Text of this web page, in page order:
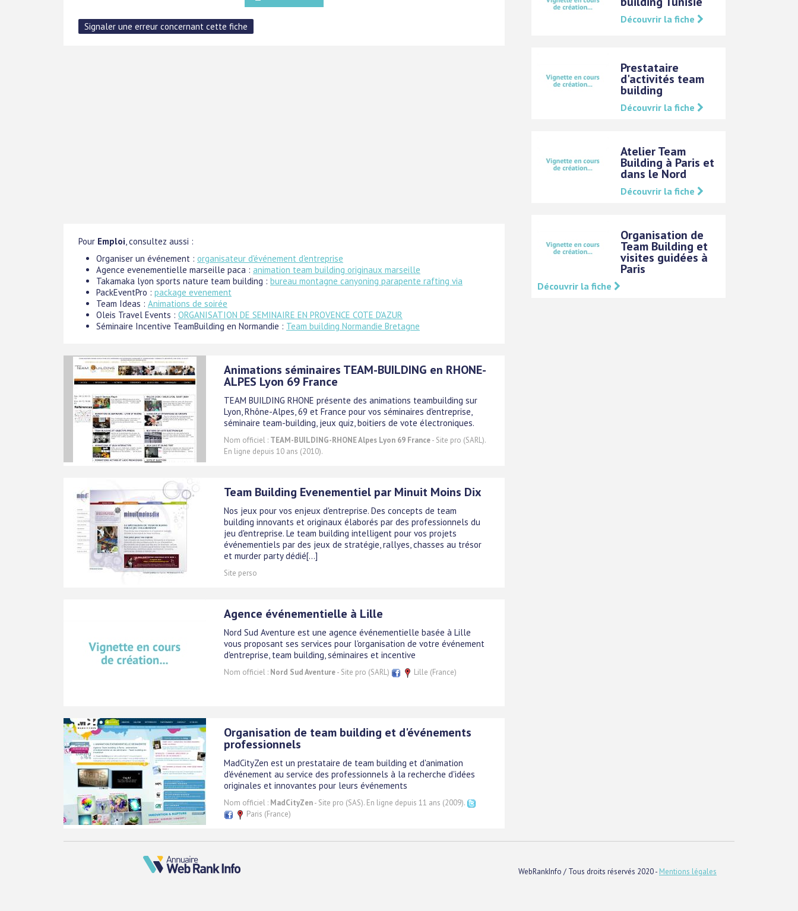
Pour Emploi , consultez aussi :
Organiser un événement : organisateur d'événement d'entreprise
Agence evenementielle marseille paca : animation team building originaux marseille
Takamaka lyon sports nature team building : bureau montagne canyoning parapente rafting via
PackEventPro : package evenement
Team Ideas : Animations de soirée
Oleis Travel Events : ORGANISATION DE SEMINAIRE EN PROVENCE COTE D'AZUR
Séminaire Incentive TeamBuilding en Normandie : Team building Normandie Bretagne
Animations séminaires TEAM-BUILDING en RHONE-
ALPES Lyon 69 France
TEAM BUILDING RHONE présente des animations teambuilding sur
Lyon, Rhône-Alpes, 69 et France pour vos séminaires d'entreprise,
séminaire team-building, jeux quiz, boitiers de vote électroniques.
Nom officiel : TEAM-BUILDING-RHONE Alpes Lyon 69 France- Site pro (SARL).
En ligne depuis 10 ans (2010).
Team Building Evenementiel par Minuit Moins Dix
Nos jeux pour vos enjeux d'entreprise. Des concepts de team
building innovants et originaux élaborés par des professionnels du
jeu d'entreprise. Le team building intelligent pour vos projets
événementiels par des jeux de stratégie, rallyes, chasses au trésor
et murder party dédié[...]
Site perso
Agence événementielle à Lille
Nord Sud Aventure est une agence événementielle basée à Lille
vous proposant ses services pour l'organisation de votre événement
d'entreprise, team building, séminaires et incentive
Nom officiel : Nord Sud Aventure- Site pro (SARL) Lille (France)
Organisation de team building et d'événements
professionnels
MadCityZen est un prestataire de team building et d'animation
d'événement au service des professionnels à la recherche d'idées
originales et innovantes pour leurs événements
Nom officiel : MadCityZen- Site pro (SAS). En ligne depuis 11 ans (2009).
Paris (France)
Découvrir la fiche
Prestataire
d'activités team
building
Découvrir la fiche
Atelier Team
Building à Paris et
dans le Nord
Découvrir la fiche
Organisation de
Team Building et
visites guidées à
Paris
Découvrir la fiche
WebRankInfo / Tous droits réservés 2020 - Mentions légales